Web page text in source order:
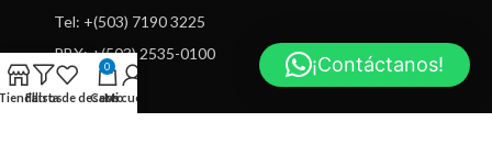
Tel: +(503) 7190 3225
PBX: +(503) 2535-0100
Filtros
Lista de deseos
0
Carro
Mi cuenta
¡Contáctanos!